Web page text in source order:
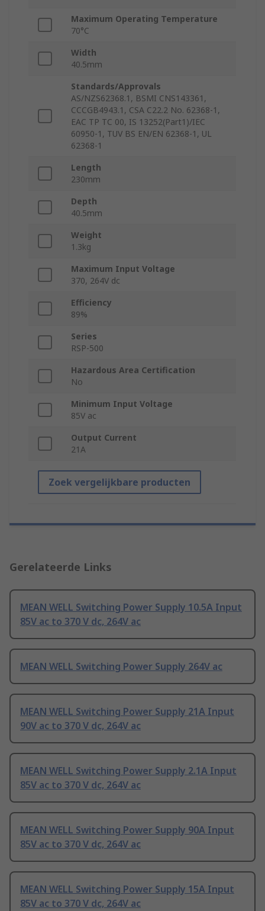
Maximum Operating Temperature
70°C
Width
40.5mm
Standards/Approvals
AS/NZS62368.1, BSMI CNS143361,
CCCGB4943.1, CSA C22.2 No. 62368-1,
EAC TP TC 00, IS 13252(Part1)/IEC
60950-1, TUV BS EN/EN 62368-1, UL
62368-1
Length
230mm
Depth
40.5mm
Weight
1.3kg
Maximum Input Voltage
370, 264V dc
Efficiency
89%
Series
RSP-500
Hazardous Area Certification
No
Minimum Input Voltage
85V ac
Output Current
21A
Zoek vergelijkbare producten
Gerelateerde Links
MEAN WELL Switching Power Supply 10.5A Input
85V ac to 370 V dc, 264V ac
MEAN WELL Switching Power Supply 264V ac
MEAN WELL Switching Power Supply 21A Input
90V ac to 370 V dc, 264V ac
MEAN WELL Switching Power Supply 2.1A Input
85V ac to 370 V dc, 264V ac
MEAN WELL Switching Power Supply 90A Input
85V ac to 370 V dc, 264V ac
MEAN WELL Switching Power Supply 15A Input
85V ac to 370 V dc, 264V ac